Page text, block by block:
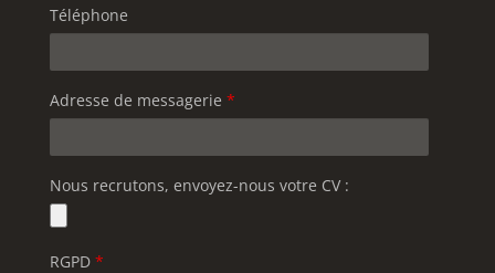
Téléphone
Adresse de messagerie *
Nous recrutons, envoyez-nous votre CV :
RGPD *